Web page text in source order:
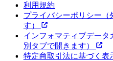
利用規約
プライバシーポリシー
す）
インフォマティブデータ
別タブで開きます）
特定商取引法に基づく表